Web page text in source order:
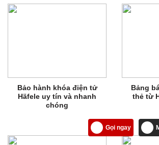
Bảo hành khóa điện tử
Häfele uy tín và nhanh
chóng
Bảng
thẻ từ
Gọi ngay